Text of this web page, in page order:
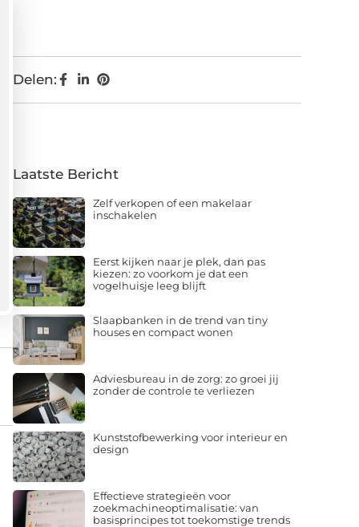
Delen:
Laatste Bericht
Zelf verkopen of een makelaar
inschakelen
Eerst kijken naar je plek, dan pas
kiezen: zo voorkom je dat een
vogelhuisje leeg blijft
Slaapbanken in de trend van tiny
houses en compact wonen
Adviesbureau in de zorg: zo groei jij
zonder de controle te verliezen
Kunststofbewerking voor interieur en
design
Effectieve strategieën voor
zoekmachineoptimalisatie: van
basisprincipes tot toekomstige trends